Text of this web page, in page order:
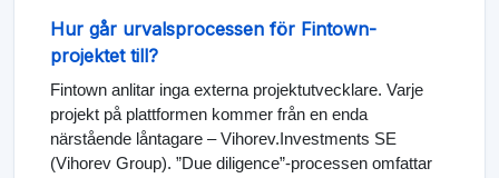
Hur går urvalsprocessen för Fintown-
projektet till?
Fintown anlitar inga externa projektutvecklare. Varje
projekt på plattformen kommer från en enda
närstående låntagare – Vihorev.Investments SE
(Vihorev Group). ”Due diligence”-processen omfattar